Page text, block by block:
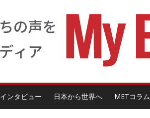
インタビュー 日本から世界へ METコラム